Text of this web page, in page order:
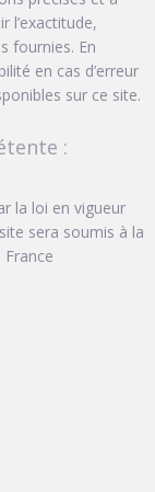
l’exactitude,
fournies. En
en cas d’erreur
sur ce site.
:
la loi en vigueur
sera soumis à la
France